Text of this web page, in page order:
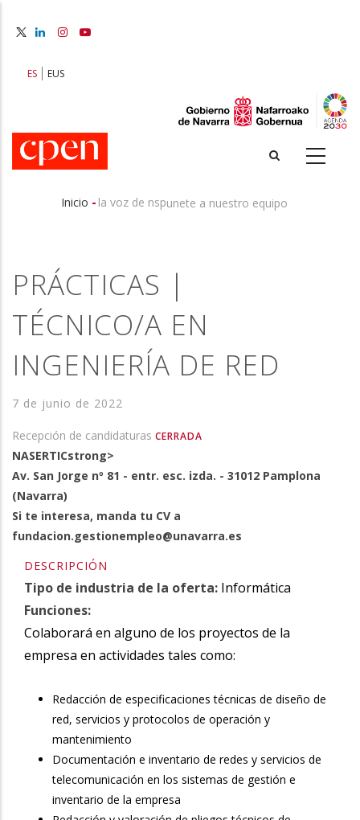
principal
ES EUS
de
ayuda
a
la
navegación
Inicio - la voz de nspunete a nuestro equipo
PRÁCTICAS |
TÉCNICO/A EN
INGENIERÍA DE RED
7 de junio de 2022
Recepción de candidaturas CERRADA
NASERTICstrong>
Av. San Jorge nº 81 - entr. esc. izda. - 31012 Pamplona
(Navarra)
Si te interesa, manda tu CV a
fundacion.gestionempleo@unavarra.es
DESCRIPCIÓN
Tipo de industria de la oferta: Informática
Funciones:
Colaborará en alguno de los proyectos de la
empresa en actividades tales como:
Redacción de especificaciones técnicas de diseño de
red, servicios y protocolos de operación y
mantenimiento
Documentación e inventario de redes y servicios de
telecomunicación en los sistemas de gestión e
inventario de la empresa